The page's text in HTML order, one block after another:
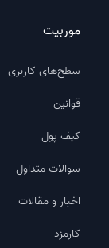
موربیت
سطح‌های کاربری
قوانین
کیف پول
سوالات متداول
اخبار و مقالات
کارمزد